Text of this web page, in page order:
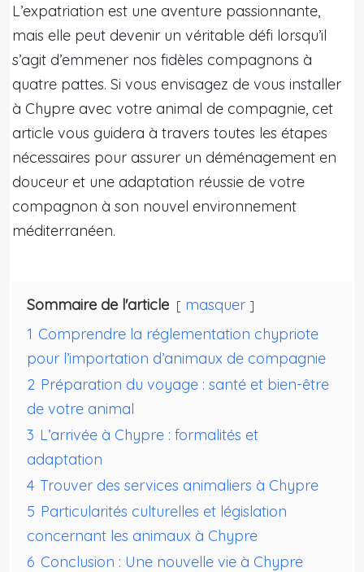
L’expatriation est une aventure passionnante,
mais elle peut devenir un véritable défi lorsqu’il
s’agit d’emmener nos fidèles compagnons à
quatre pattes. Si vous envisagez de vous installer
à Chypre avec votre animal de compagnie, cet
article vous guidera à travers toutes les étapes
nécessaires pour assurer un déménagement en
douceur et une adaptation réussie de votre
compagnon à son nouvel environnement
méditerranéen.
Sommaire de l'article
masquer
1 Comprendre la réglementation chypriote
pour l’importation d’animaux de compagnie
2 Préparation du voyage : santé et bien-être
de votre animal
3 L’arrivée à Chypre : formalités et
adaptation
4 Trouver des services animaliers à Chypre
5 Particularités culturelles et législation
concernant les animaux à Chypre
6 Conclusion : Une nouvelle vie à Chypre